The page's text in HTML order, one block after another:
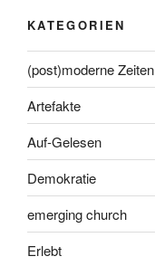
KATEGORIEN
(post)moderne Zeiten
Artefakte
Auf-Gelesen
Demokratie
emerging church
Erlebt